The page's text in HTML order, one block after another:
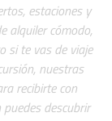
estaciones y
alquiler cómodo,
si te vas de viaje
nuestras
recibirte con
descubrir